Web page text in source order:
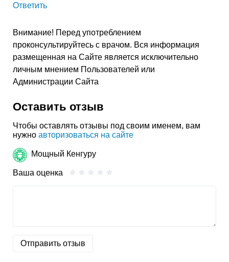
Ответить
Внимание! Перед употреблением
проконсультируйтесь с врачом. Вся информация
размещенная на Сайте является исключительно
личным мнением Пользователей или
Администрации Сайта
Оставить отзыв
Чтобы оставлять отзывы под своим именем, вам
нужно авторизоваться на сайте
Мощный Кенгуру
Ваша оценка
Отправить отзыв